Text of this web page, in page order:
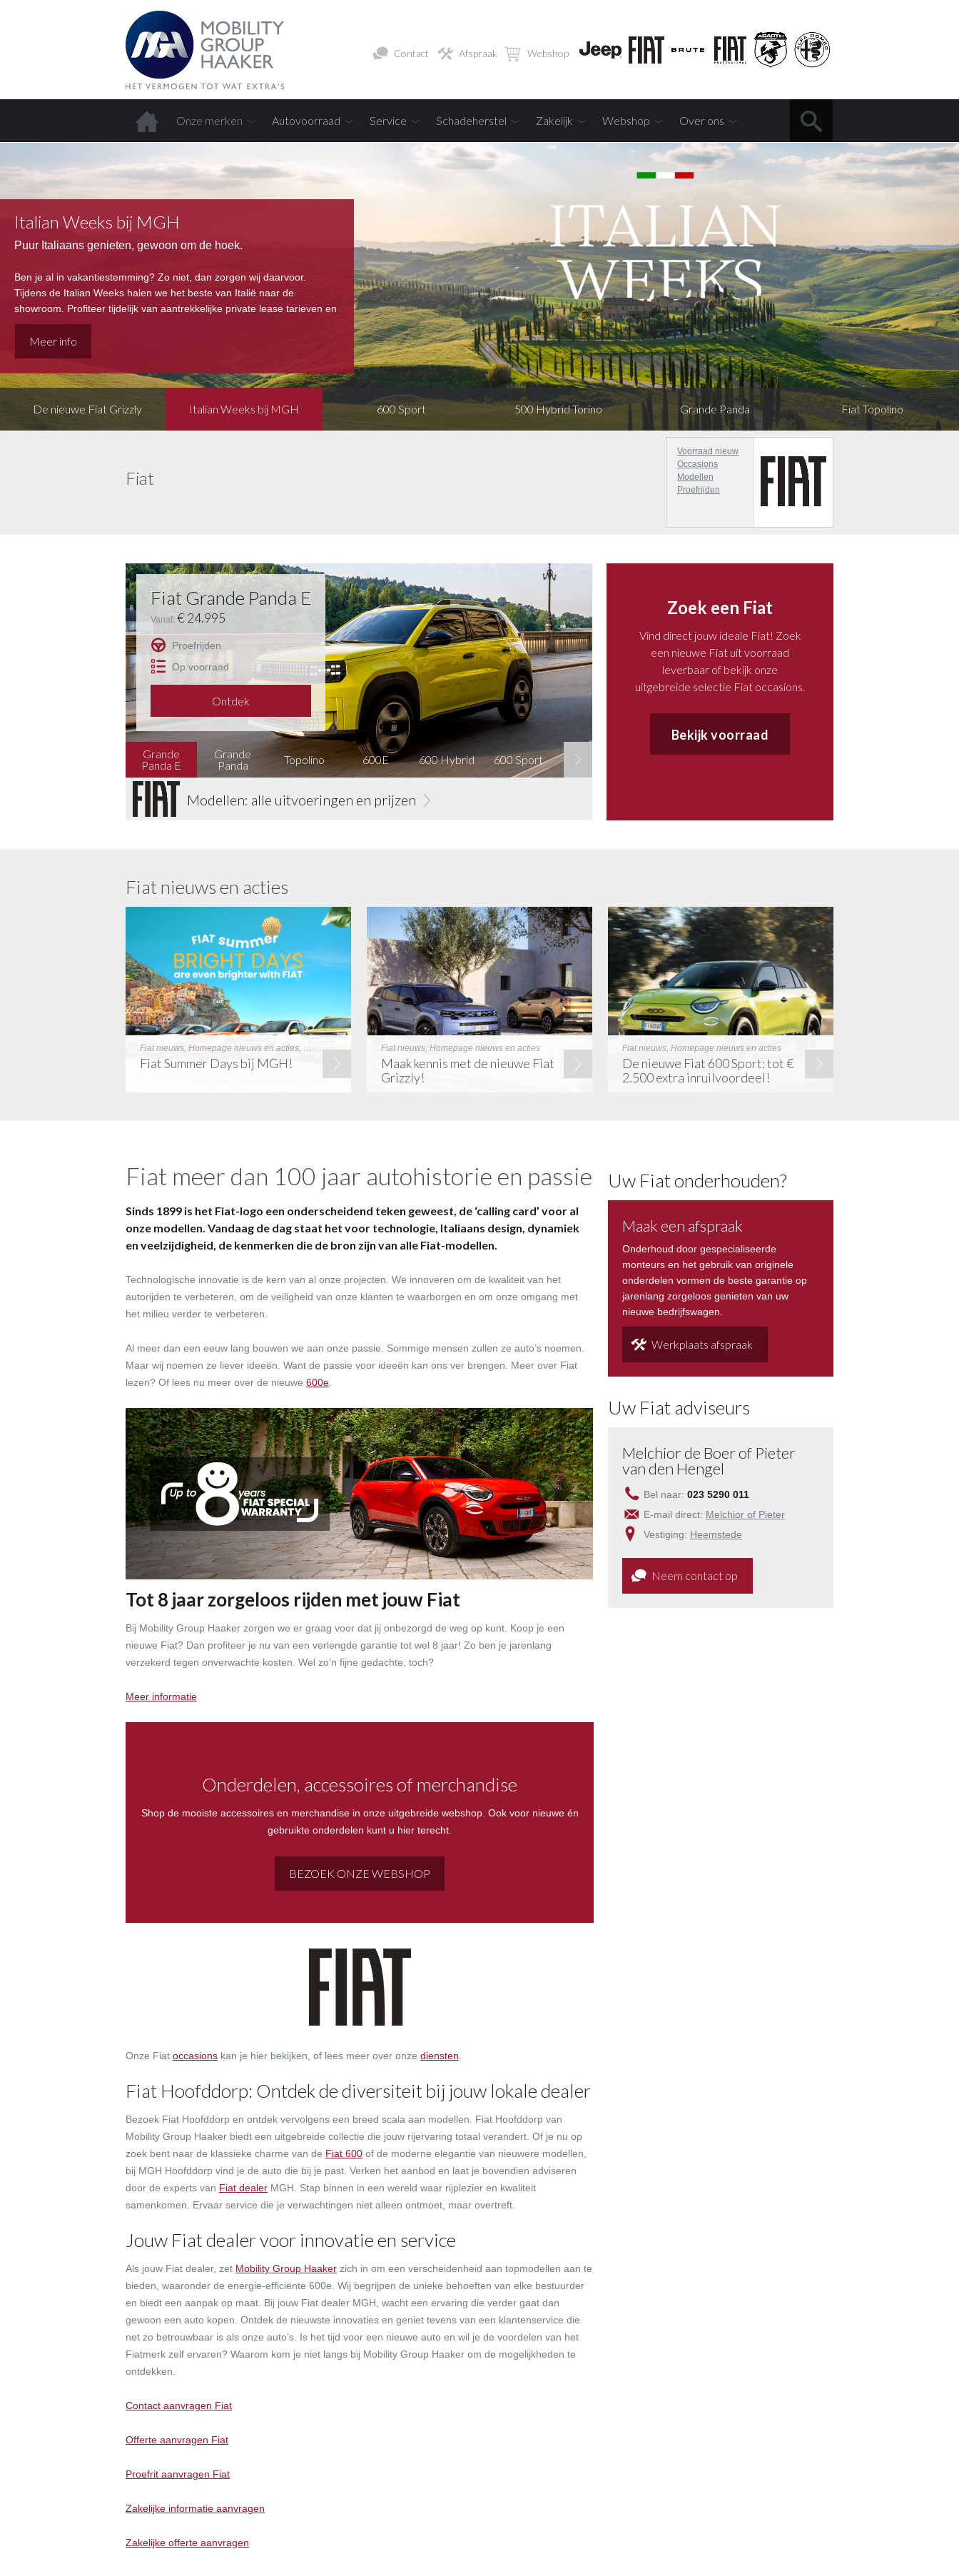
Contact Afspraak Webshop
Home
Onze merken Autovoorraad Service Schadeherstel Zakelijk Webshop Over ons
Italian Weeks bij MGH
Puur Italiaans genieten, gewoon om de hoek.
Ben je al in vakantiestemming? Zo niet, dan zorgen wij daarvoor.
Tijdens de Italian Weeks halen we het beste van Italië naar de
showroom. Profiteer tijdelijk van aantrekkelijke private lease tarieven en
extra inruilvoordeel op jouw huidige auto.
Meer info
De nieuwe Fiat Grizzly Italian Weeks bij MGH 600 Sport 500 Hybrid Torino Grande Panda Fiat Topolino
Fiat
Voorraad nieuw
Occasions
Modellen
Proefrijden
Fiat Grande Panda E
Vanaf: € 24.995
Proefrijden
Op voorraad
Ontdek
Fiat Grande Panda Hybrid
€ 25.999
Op voorraad
Grande
Panda E
Grande
Panda
Topolino 600E 600 Hybrid 600 Sport 500E
Modellen: alle uitvoeringen en prijzen
Zoek een Fiat
Vind direct jouw ideale Fiat! Zoek
een nieuwe Fiat uit voorraad
leverbaar of bekijk onze
uitgebreide selectie Fiat occasions.
Bekijk voorraad
Fiat nieuws en acties
Fiat nieuws, Homepage nieuws en acties, Uncategorized
Fiat Summer Days bij MGH!
Fiat nieuws, Homepage nieuws en acties
Maak kennis met de nieuwe Fiat
Grizzly!
Fiat nieuws, Homepage nieuws en acties
De nieuwe Fiat 600 Sport: tot €
2.500 extra inruilvoordeel!
Uw Fiat onderhouden?
Maak een afspraak
Onderhoud door gespecialiseerde
monteurs en het gebruik van originele
onderdelen vormen de beste garantie op
jarenlang zorgeloos genieten van uw
nieuwe bedrijfswagen.
Werkplaats afspraak
Uw Fiat adviseurs
Melchior de Boer of Pieter
van den Hengel
Bel naar: 023 5290 011
E-mail direct: Melchior of Pieter
Vestiging: Heemstede
Neem contact op
Fiat meer dan 100 jaar autohistorie en passie
Sinds 1899 is het Fiat-logo een onderscheidend teken geweest, de ‘calling card’ voor al
onze modellen. Vandaag de dag staat het voor technologie, Italiaans design, dynamiek
en veelzijdigheid, de kenmerken die de bron zijn van alle Fiat-modellen.
Technologische innovatie is de kern van al onze projecten. We innoveren om de kwaliteit van het
autorijden te verbeteren, om de veiligheid van onze klanten te waarborgen en om onze omgang met
het milieu verder te verbeteren.
Al meer dan een eeuw lang bouwen we aan onze passie. Sommige mensen zullen ze auto’s noemen.
Maar wij noemen ze liever ideeën. Want de passie voor ideeën kan ons ver brengen. Meer over Fiat
lezen? Of lees nu meer over de nieuwe 600e
Tot 8 jaar zorgeloos rijden met jouw Fiat
Bij Mobility Group Haaker zorgen we er graag voor dat jij onbezorgd de weg op kunt. Koop je een
nieuwe Fiat? Dan profiteer je nu van een verlengde garantie tot wel 8 jaar! Zo ben je jarenlang
verzekerd tegen onverwachte kosten. Wel zo’n fijne gedachte, toch?
Meer informatie
Onderdelen, accessoires of merchandise
Shop de mooiste accessoires en merchandise in onze uitgebreide webshop. Ook voor nieuwe én
gebruikte onderdelen kunt u hier terecht.
BEZOEK ONZE WEBSHOP
Onze Fiat occasions kan je hier bekijken, of lees meer over onze diensten.
Fiat Hoofddorp: Ontdek de diversiteit bij jouw lokale dealer
Bezoek Fiat Hoofddorp en ontdek vervolgens een breed scala aan modellen. Fiat Hoofddorp van
Mobility Group Haaker biedt een uitgebreide collectie die jouw rijervaring totaal verandert. Of je nu op
zoek bent naar de klassieke charme van de Fiat 600 of de moderne elegantie van nieuwere modellen,
bij MGH Hoofddorp vind je de auto die bij je past. Verken het aanbod en laat je bovendien adviseren
door de experts van Fiat dealer MGH. Stap binnen in een wereld waar rijplezier en kwaliteit
samenkomen. Ervaar service die je verwachtingen niet alleen ontmoet, maar overtreft.
Jouw Fiat dealer voor innovatie en service
Als jouw Fiat dealer, zet Mobility Group Haaker zich in om een verscheidenheid aan topmodellen aan te
bieden, waaronder de energie-efficiënte 600e. Wij begrijpen de unieke behoeften van elke bestuurder
en biedt een aanpak op maat. Bij jouw Fiat dealer MGH, wacht een ervaring die verder gaat dan
gewoon een auto kopen. Ontdek de nieuwste innovaties en geniet tevens van een klantenservice die
net zo betrouwbaar is als onze auto’s. Is het tijd voor een nieuwe auto en wil je de voordelen van het
Fiatmerk zelf ervaren? Waarom kom je niet langs bij Mobility Group Haaker om de mogelijkheden te
ontdekken.
Contact aanvragen Fiat
Offerte aanvragen Fiat
Proefrit aanvragen Fiat
Zakelijke informatie aanvragen
Zakelijke offerte aanvragen